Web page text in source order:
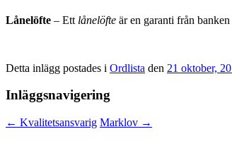
Lånelöfte – Ett lånelöfte är en garanti från
Detta inlägg postades i Ordlista den 21 oktober,
Inläggsnavigering
← Kvalitetsansvarig Marklov →